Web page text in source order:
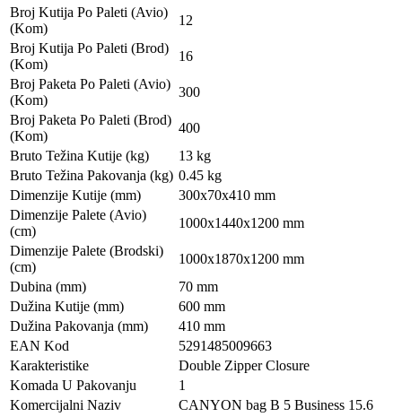
Broj Kutija Po Paleti (Avio)
(Kom)
12
Broj Kutija Po Paleti (Brod)
(Kom)
16
Broj Paketa Po Paleti (Avio)
(Kom)
300
Broj Paketa Po Paleti (Brod)
(Kom)
400
Bruto Težina Kutije (kg)
13 kg
Bruto Težina Pakovanja (kg) 0.45 kg
Dimenzije Kutije (mm)
300x70x410 mm
Dimenzije Palete (Avio)
(cm)
1000x1440x1200 mm
Dimenzije Palete (Brodski)
(cm)
1000x1870x1200 mm
Dubina (mm)
70 mm
Dužina Kutije (mm)
600 mm
Dužina Pakovanja (mm)
410 mm
EAN Kod
5291485009663
Karakteristike
Double Zipper Closure
Komada U Pakovanju
1
Komercijalni Naziv
CANYON bag B 5 Business 15.6